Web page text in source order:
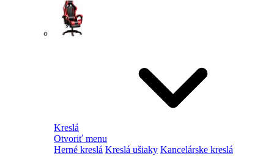
Kreslá
Otvoriť menu
Herné kreslá Kreslá ušiaky Kancelárske kreslá